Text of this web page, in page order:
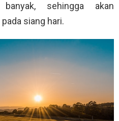
sehingga akan
siang hari.